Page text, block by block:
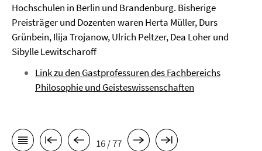
Hochschulen in Berlin und Brandenburg. Bisherige
Preisträger und Dozenten waren Herta Müller, Durs
Grünbein, Ilija Trojanow, Ulrich Peltzer, Dea Loher und
Sibylle Lewitscharoff
Link zu den Gastprofessuren des Fachbereichs
Philosophie und Geisteswissenschaften
16 / 77